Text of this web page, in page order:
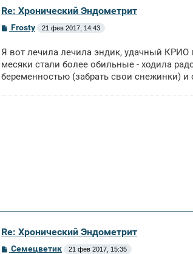
Re: Хронический Эндометрит
С
б
е
н
Frosty 21 фев 2017, 14:43
Я вот лечила лечила эндик, удачный КРИО
месяки стали более обильные - ходила
беременностью (забрать свои снежинки)
Re: Хронический Эндометрит
ССемецветик 21 фев 2017, 15:35